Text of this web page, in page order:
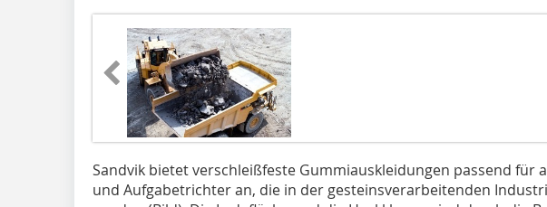
Sandvik bietet verschleißfeste Gummiauskleidungen passend für
und Aufgabetrichter an, die in der gesteinsverarbeitenden